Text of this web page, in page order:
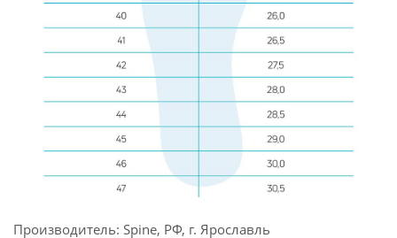
Производитель: Spine, РФ, г. Ярославль